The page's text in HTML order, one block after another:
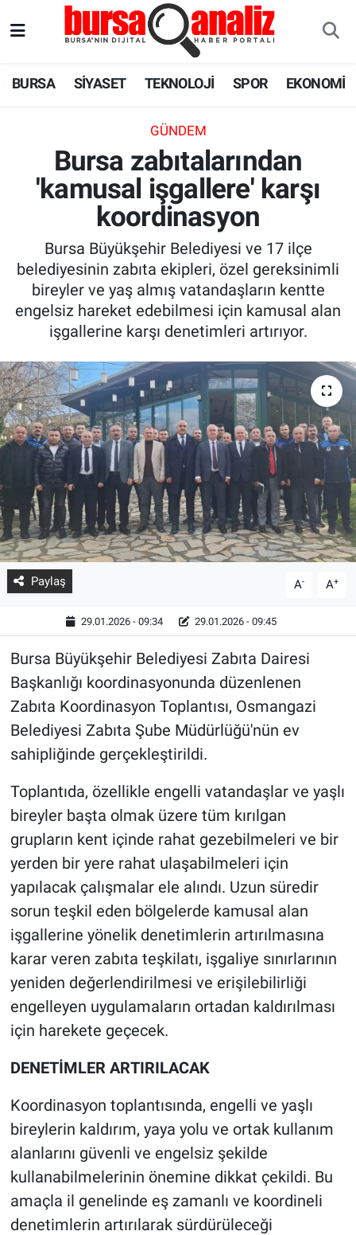
BURSA SİYASET TEKNOLOJİ SPOR EKONOMİ
GÜNDEM
Bursa zabıtalarından
'kamusal işgallere' karşı
koordinasyon
Bursa Büyükşehir Belediyesi ve 17 ilçe
belediyesinin zabıta ekipleri, özel gereksinimli
bireyler ve yaş almış vatandaşların kentte
engelsiz hareket edebilmesi için kamusal alan
işgallerine karşı denetimleri artırıyor.
Paylaş A- A+
29.01.2026 - 09:34 29.01.2026 - 09:45
Bursa Büyükşehir Belediyesi Zabıta Dairesi
Başkanlığı koordinasyonunda düzenlenen
Zabıta Koordinasyon Toplantısı, Osmangazi
Belediyesi Zabıta Şube Müdürlüğü'nün ev
sahipliğinde gerçekleştirildi.
Toplantıda, özellikle engelli vatandaşlar ve yaşlı
bireyler başta olmak üzere tüm kırılgan
grupların kent içinde rahat gezebilmeleri ve bir
yerden bir yere rahat ulaşabilmeleri için
yapılacak çalışmalar ele alındı. Uzun süredir
sorun teşkil eden bölgelerde kamusal alan
işgallerine yönelik denetimlerin artırılmasına
karar veren zabıta teşkilatı, işgaliye sınırlarının
yeniden değerlendirilmesi ve erişilebilirliği
engelleyen uygulamaların ortadan kaldırılması
için harekete geçecek.
DENETİMLER ARTIRILACAK
Koordinasyon toplantısında, engelli ve yaşlı
bireylerin kaldırım, yaya yolu ve ortak kullanım
alanlarını güvenli ve engelsiz şekilde
kullanabilmelerinin önemine dikkat çekildi. Bu
amaçla il genelinde eş zamanlı ve koordineli
denetimlerin artırılarak sürdürüleceği
SPOR
EKONOMİ
SAĞLIK
ASTROLOJİ
BLOG
Süper Lig Puan Durumu ve Fikstür
Tüm Manşetler
Son Dakika Haberleri
Haber Arşivi